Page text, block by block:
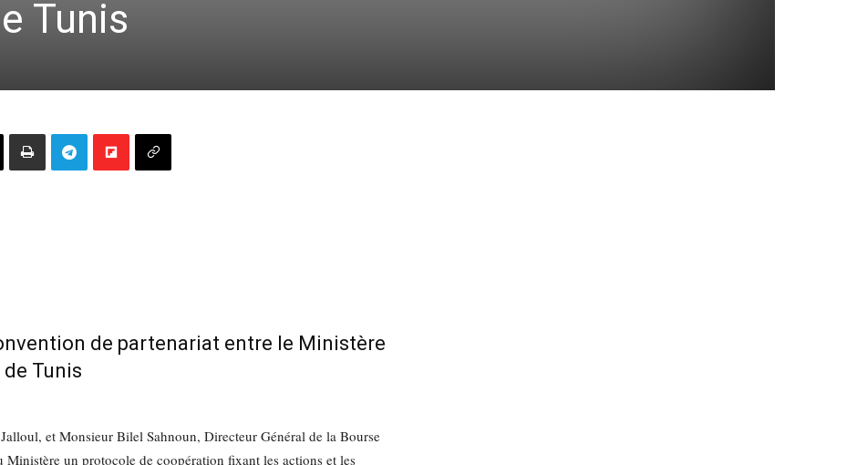
Tunis
de partenariat entre le Ministère
Tunis
et Monsieur Bilel Sahnoun, Directeur Général de la Bourse
Ministère un protocole de coopération fixant les actions et les